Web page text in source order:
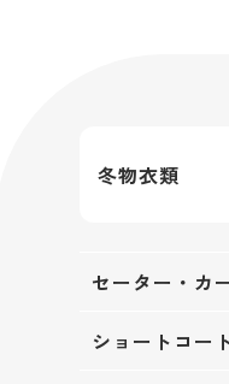
冬物衣類
セーター・カ
ショートコー